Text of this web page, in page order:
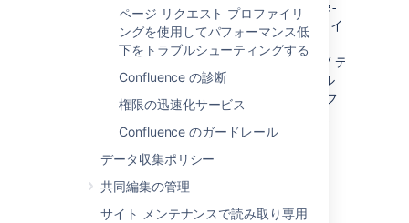
ページ リクエスト プロファイリ
ングを使用してパフォーマンス低
下をトラブルシューティングする
Confluence の診断
権限の迅速化サービス
Confluence のガードレール
データ収集ポリシー
共同編集の管理
サイト メンテナンスで読み取り専用
は、変更を記載した置き換え用のurlrewrite-
gzip-default.xmlファイルを、Confluence イ
ンストール ディレクトリの WEB-
INF/classes/com/atlassian/gzipfilter/ デ
ィレクトリ内に追加します。サンプル ファイル
添付ファイル として提供しています。このフ
ァイルはほとんど変更することなく使用できま
最終更新日 2022 年 11 月 29 日